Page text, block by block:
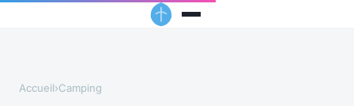
Accueil›Camping